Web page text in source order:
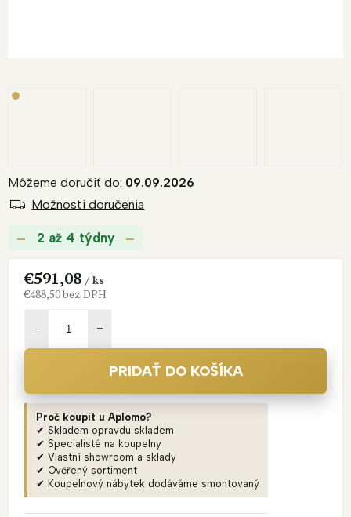
2 až 4 týdny
Môžeme doručiť do: 09.09.2026
Možnosti doručenia
€591,08/ ks
€488,50 bez DPH
PRIDAŤ DO KOŠÍKA
Proč koupit u Aplomo?
✔ Skladem opravdu skladem
✔ Specialisté na koupelny
✔ Vlastní showroom a sklady
✔ Ověřený sortiment
✔ Koupelnový nábytek dodáváme smontovaný